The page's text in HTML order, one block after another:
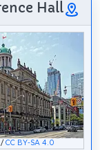
Hall
CC BY-SA 4.0